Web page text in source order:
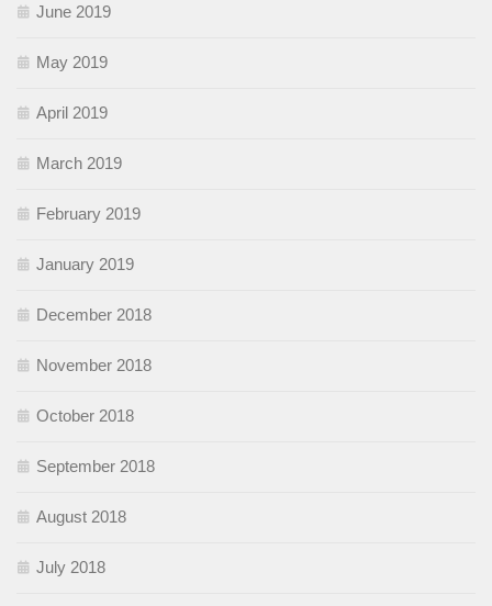
June 2019
May 2019
April 2019
March 2019
February 2019
January 2019
December 2018
November 2018
October 2018
September 2018
August 2018
July 2018